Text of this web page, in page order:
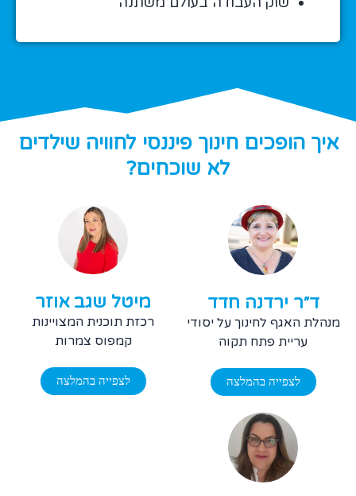
איך הופכים חינוך פיננסי לחוויה שילדים
לא שוכחים?
ד״ר ירדנה חדד
מנהלת האגף לחינוך על יסודי
עריית פתח תקוה
לצפייה בהמלצה
מיטל שגב אוזר
רכזת תוכנית המצויינות
קמפוס צמרות
לצפייה בהמלצה